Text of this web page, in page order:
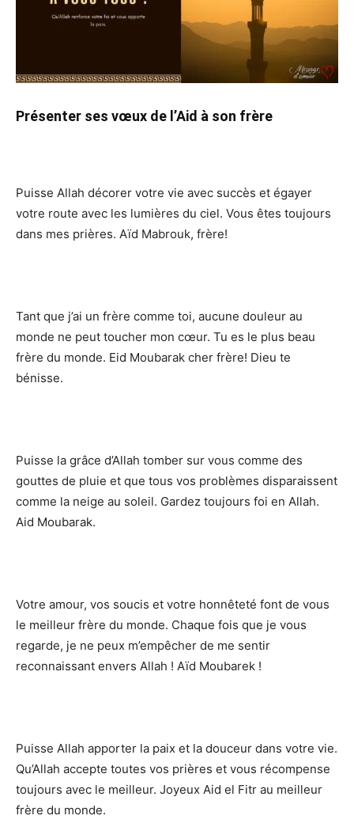
Présenter ses vœux de l’Aid à son frère
Puisse Allah décorer votre vie avec succès et égayer
votre route avec les lumières du ciel. Vous êtes toujours
dans mes prières. Aïd Mabrouk, frère!
Tant que j’ai un frère comme toi, aucune douleur au
monde ne peut toucher mon cœur. Tu es le plus beau
frère du monde. Eid Moubarak cher frère! Dieu te
bénisse.
Puisse la grâce d’Allah tomber sur vous comme des
gouttes de pluie et que tous vos problèmes disparaissent
comme la neige au soleil. Gardez toujours foi en Allah.
Aid Moubarak.
Votre amour, vos soucis et votre honnêteté font de vous
le meilleur frère du monde. Chaque fois que je vous
regarde, je ne peux m’empêcher de me sentir
reconnaissant envers Allah ! Aïd Moubarek !
Puisse Allah apporter la paix et la douceur dans votre vie.
Qu’Allah accepte toutes vos prières et vous récompense
toujours avec le meilleur. Joyeux Aid el Fitr au meilleur
frère du monde.